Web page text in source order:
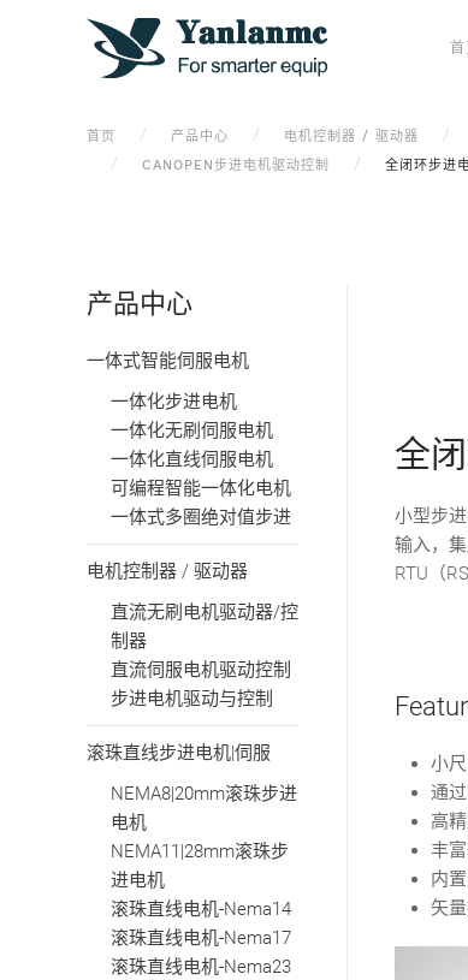
首
首页 产品中心 电机控制器 / 驱动器
CANOPEN步进电机驱动控制
全闭环步进
全
小型步
输入，
RTU（
小
通
高
丰
内
矢
产品中心
一体式智能伺服电机
一体化步进电机
一体化无刷伺服电机
一体化直线伺服电机
可编程智能一体化电机
一体式多圈绝对值步进
电机控制器 / 驱动器
直流无刷电机驱动器/控
制器
直流伺服电机驱动控制
步进电机驱动与控制
滚珠直线步进电机|伺服
NEMA8|20mm滚珠步进
电机
NEMA11|28mm滚珠步
进电机
滚珠直线电机-Nema14
滚珠直线电机-Nema17
滚珠直线电机-Nema23